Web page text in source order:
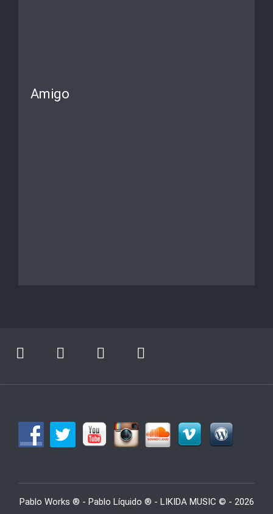
Amigo
Pablo Works ® - Pablo Líquido ® - LIKIDA MUSIC © - 2026